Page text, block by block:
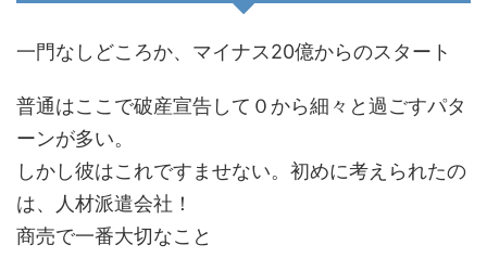
一門なしどころか、マイナス20億からのスタート
普通はここで破産宣告して０から細々と過ごすパタ
ーンが多い。
しかし彼はこれですませない。初めに考えられたの
は、人材派遣会社！
商売で一番大切なこと